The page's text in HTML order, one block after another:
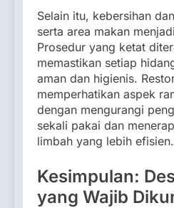
Selain itu, kebersihan
serta area makan
Prosedur yang ketat
memastikan setiap
aman dan higienis.
memperhatikan aspek
dengan mengurangi
sekali pakai dan
limbah yang lebih efisien.
Kesimpulan:
yang Wajib